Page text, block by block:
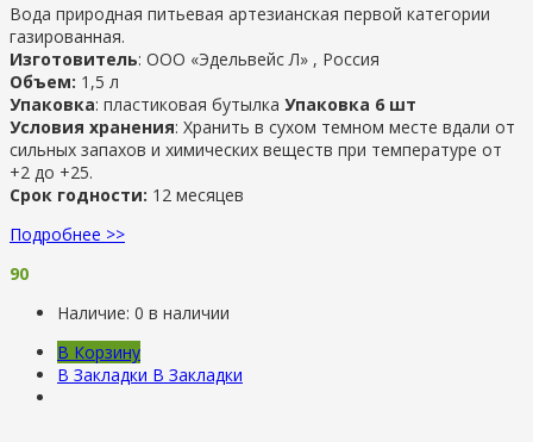
Вода природная питьевая артезианская первой категории
газированная.
Изготовитель: ООО «Эдельвейс Л» , Россия
Объем: 1,5 л
Упаковка: пластиковая бутылка Упаковка 6 шт
Условия хранения: Хранить в сухом темном месте вдали от
сильных запахов и химических веществ при температуре от
+2 до +25.
Срок годности: 12 месяцев
Подробнее >>
90
Наличие: 0 в наличии
В Корзину
В Закладки В Закладки